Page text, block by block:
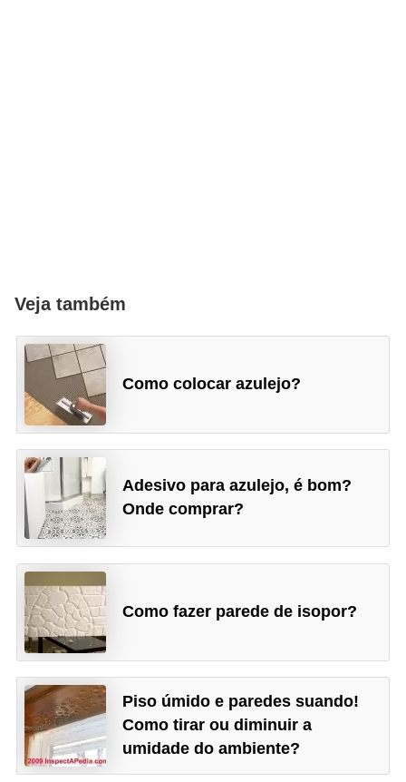
Veja também
Como colocar azulejo?
Adesivo para azulejo, é bom?
Onde comprar?
Como fazer parede de isopor?
Piso úmido e paredes suando!
Como tirar ou diminuir a
umidade do ambiente?